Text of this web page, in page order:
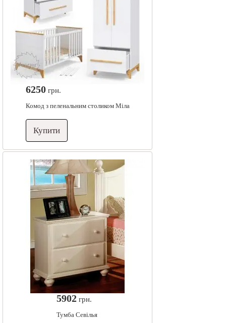
6250грн.
Комод з пеленальним столиком Міла
Купити
5902 грн.
Тумба Севілья